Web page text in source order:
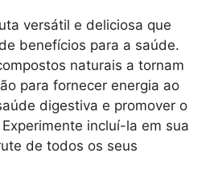
versátil e deliciosa que
benefícios para a saúde.
naturais a tornam
para fornecer energia ao
digestiva e promover o
incluí-la em sua
de todos os seus